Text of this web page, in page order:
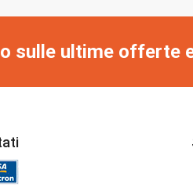
sulle ultime offerte